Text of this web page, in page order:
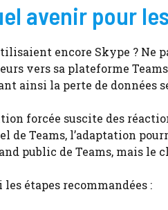
avenir pour
encore Skype ? Ne
vers sa plateforme
ainsi la perte de données
forcée suscite des
de Teams, l’adaptation
public de Teams, mais le
étapes recommandées :